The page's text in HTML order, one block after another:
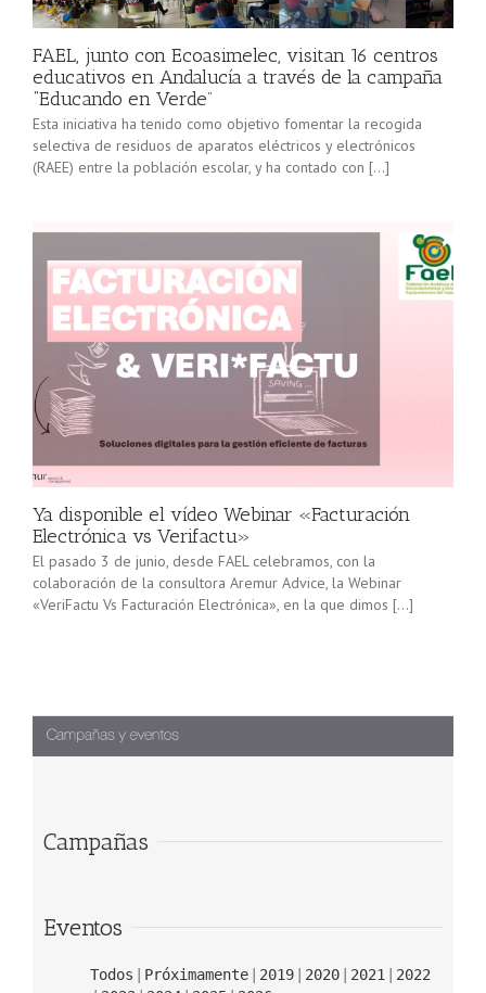
FAEL, junto con Ecoasimelec, visitan 16 centros
educativos en Andalucía a través de la campaña
“Educando en Verde”
Esta iniciativa ha tenido como objetivo fomentar la recogida
selectiva de residuos de aparatos eléctricos y electrónicos
(RAEE) entre la población escolar, y ha contado con […]
Ya disponible el vídeo Webinar «Facturación
Electrónica vs Verifactu»
El pasado 3 de junio, desde FAEL celebramos, con la
colaboración de la consultora Aremur Advice, la Webinar
«VeriFactu Vs Facturación Electrónica», en la que dimos […]
Campañas
Eventos
Todos Próximamente 2019 2020 2021
2022